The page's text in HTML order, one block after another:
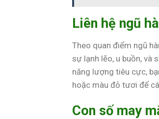
Liên hệ ngũ
Theo quan điểm ngũ
sự lạnh lẽo, u buồn, và
năng lượng tiêu cực,
hoặc màu đỏ tươi để
Con số may